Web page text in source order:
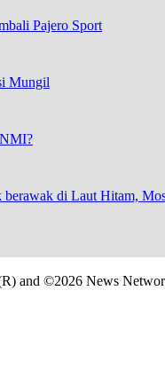
Pajero Sport
Mungil
berawak di Laut Hitam,
and ©2026 News